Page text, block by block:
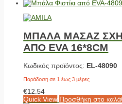
ΜΠΑΛΑ ΜΑΣΑΖ
ΑΠΟ EVA 16*8CM
Κωδικός προϊόντος: EL-48090
Παράδοση σε 1 έως 3 μέρες
€12.54
Quick View Προσθήκη στο